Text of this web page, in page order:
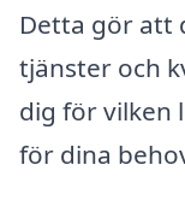
Detta gör att
tjänster och
dig för vilken
för dina